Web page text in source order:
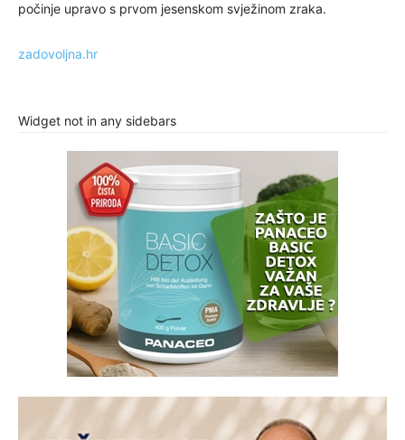
počinje upravo s prvom jesenskom svježinom zraka.
zadovoljna.hr
Widget not in any sidebars